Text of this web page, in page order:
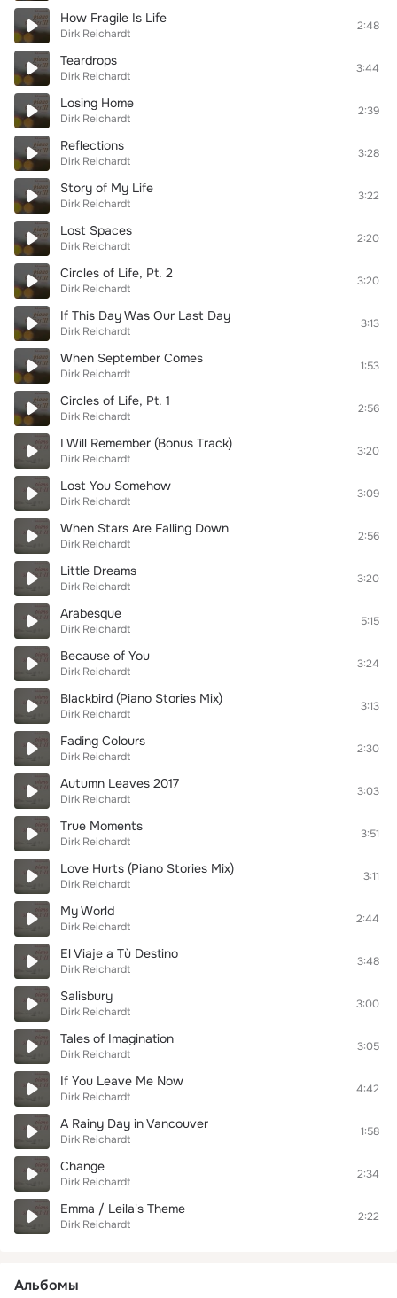
How Fragile Is Life
Dirk Reichardt
2:48
Teardrops
Dirk Reichardt
3:44
Losing Home
Dirk Reichardt
2:39
Reflections
Dirk Reichardt
3:28
Story of My Life
Dirk Reichardt
3:22
Lost Spaces
Dirk Reichardt
2:20
Circles of Life, Pt. 2
Dirk Reichardt
3:20
If This Day Was Our Last Day
Dirk Reichardt
3:13
When September Comes
Dirk Reichardt
1:53
Circles of Life, Pt. 1
Dirk Reichardt
2:56
I Will Remember (Bonus Track)
Dirk Reichardt
3:20
Lost You Somehow
Dirk Reichardt
3:09
When Stars Are Falling Down
Dirk Reichardt
2:56
Little Dreams
Dirk Reichardt
3:20
Arabesque
Dirk Reichardt
5:15
Because of You
Dirk Reichardt
3:24
Blackbird (Piano Stories Mix)
Dirk Reichardt
3:13
Fading Colours
Dirk Reichardt
2:30
Autumn Leaves 2017
Dirk Reichardt
3:03
True Moments
Dirk Reichardt
3:51
Love Hurts (Piano Stories Mix)
Dirk Reichardt
3:11
My World
Dirk Reichardt
2:44
El Viaje a Tù Destino
Dirk Reichardt
3:48
Salisbury
Dirk Reichardt
3:00
Tales of Imagination
Dirk Reichardt
3:05
If You Leave Me Now
Dirk Reichardt
4:42
A Rainy Day in Vancouver
Dirk Reichardt
1:58
Change
Dirk Reichardt
2:34
Emma / Leila's Theme
Dirk Reichardt
2:22
Альбомы